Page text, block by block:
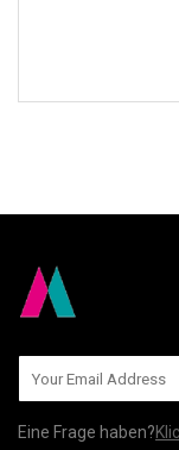
Eine Frage haben?